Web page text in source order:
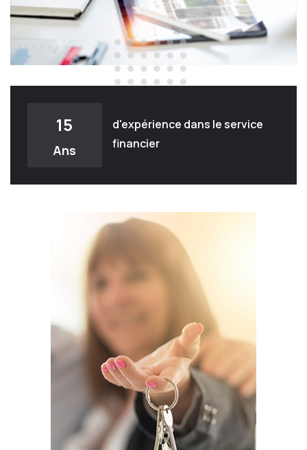
15
Ans
d'expérience dans le service
financier